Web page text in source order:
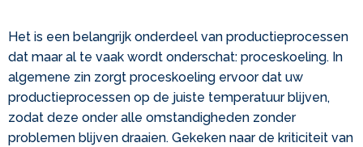
Het is een belangrijk onderdeel van productieprocessen
dat maar al te vaak wordt onderschat: proceskoeling. In
algemene zin zorgt proceskoeling ervoor dat uw
productieprocessen op de juiste temperatuur blijven,
zodat deze onder alle omstandigheden zonder
problemen blijven draaien. Gekeken naar de kriticiteit van